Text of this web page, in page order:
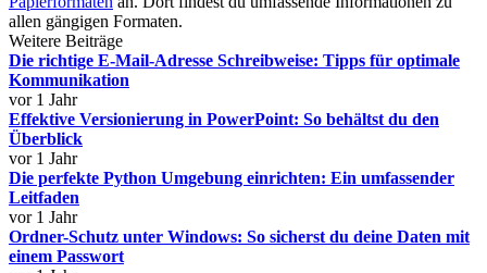
allen gängigen Formaten.
Weitere Beiträge
Die richtige E-Mail-Adresse Schreibweise: Tipps für optimale
Kommunikation
vor 1 Jahr
Effektive Versionierung in PowerPoint: So behältst du den
Überblick
vor 1 Jahr
Die perfekte Python Umgebung einrichten: Ein umfassender
Leitfaden
vor 1 Jahr
Ordner-Schutz unter Windows: So sicherst du deine Daten mit
einem Passwort